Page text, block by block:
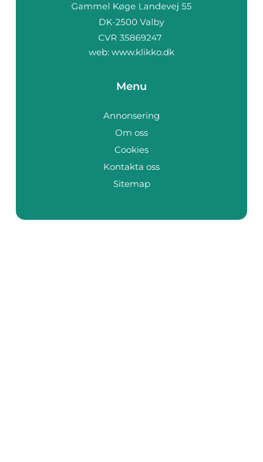
web: www.klikko.dk
Menu
Annonsering
Om oss
Cookies
Kontakta oss
Sitemap